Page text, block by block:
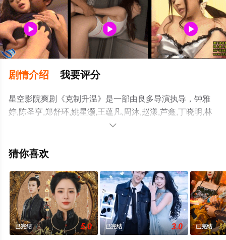
剧情介绍 我要评分
星空影院爽剧《克制升温》是一部由良多导演执导，钟雅
婷,陈圣亨,郑舒环,姚星灏,王蕴凡,周沐,赵漾,芦鑫,丁晓明,林
子璐,从瑞麟,孙征宇等演员精彩演绎的中国大陆电视剧，大
整版电视剧全集就上星空电影网，热播电视剧提前免费观
等平台了解。

猜你喜欢
已完结 5.0 已完结 3.0 已完结